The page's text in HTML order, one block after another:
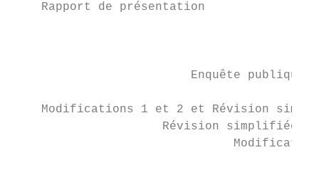
    Rapport de présentation
Enquête publique
Modifications 1 et 2 et Révision
Révision simplifiée